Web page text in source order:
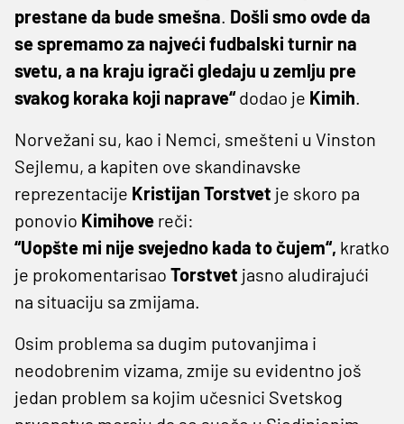
prestane da bude smešna. Došli smo ovde da
se spremamo za najveći fudbalski turnir na
svetu, a na kraju igrači gledaju u zemlju pre
svakog koraka koji naprave“dodao je Kimih.
Norvežani su, kao i Nemci, smešteni u Vinston
Sejlemu, a kapiten ove skandinavske
reprezentacije Kristijan Torstvet je skoro pa
ponovio Kimihove reči:
“Uopšte mi nije svejedno kada to čujem“, kratko
je prokomentarisao Torstvet jasno aludirajući
na situaciju sa zmijama.
Osim problema sa dugim putovanjima i
neodobrenim vizama, zmije su evidentno još
jedan problem sa kojim učesnici Svetskog